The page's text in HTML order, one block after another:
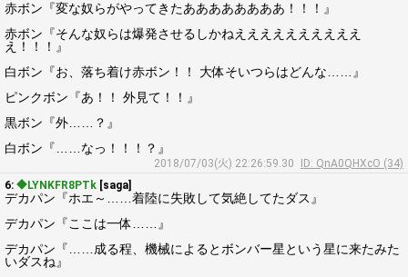
赤ボン『変な奴らがやってきたああああああああ！！！』
赤ボン『そんな奴らは爆発させるしかねええええええええええ
え！！！』
白ボン『お、落ち着け赤ボン！！ 大体そいつらはどんな……』
ピンクボン『あ！！ 外見て！！』
黒ボン『外……？』
白ボン『……なっ！！！？』
2018/07/03(火) 22:26:59.30
ID: QnA0QHXcO (34)
6: ◆LYNKFR8PTk [saga]
デカパン『ホエ～……着陸に失敗して気絶してたダス』
デカパン『ここは一体……』
デカパン『……成る程、機械によるとボンバー星という星に来たみた
いダスね』